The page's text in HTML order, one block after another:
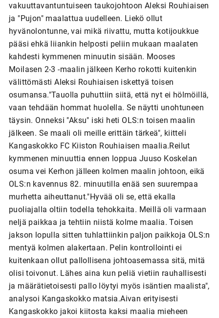
vakuuttavantuntuiseen taukojohtoon Aleksi Rouhiaisen
ja "Pujon" maalattua uudelleen. Liekö ollut
hyvänolontunne, vai mikä riivattu, mutta kotijoukkue
pääsi ehkä liiankin helposti peliin mukaan maalaten
kahdesti kymmenen minuutin sisään. Mooses
Moilasen 2-3 -maalin jälkeen Kerho rokotti kuitenkin
välittömästi Aleksi Rouhiaisen iskettyä toisen
osumansa."Tauolla puhuttiin siitä, että nyt ei hölmöillä,
vaan tehdään hommat huolella. Se näytti unohtuneen
täysin. Onneksi "Aksu" iski heti OLS:n toisen maalin
jälkeen. Se maali oli meille erittäin tärkeä", kiitteli
Kangaskokko FC Kiiston Rouhiaisen maalia.Reilut
kymmenen minuuttia ennen loppua Juuso Koskelan
osuma vei Kerhon jälleen kolmen maalin johtoon, eikä
OLS:n kavennus 82. minuutilla enää sen suurempaa
murhetta aiheuttanut."Hyvää oli se, että ekalla
puoliajalla oltiin todella tehokkaita. Meillä oli varmaan
neljä paikkaa ja tehtiin niistä kolme maalia. Toisen
jakson lopulla sitten tuhlattiinkin paljon paikkoja OLS:n
mentyä kolmen alakertaan. Pelin kontrollointi ei
kuitenkaan ollut pallollisena johtoasemassa sitä, mitä
olisi toivonut. Lähes aina kun peliä vietiin rauhallisesti
ja määrätietoisesti pallo löytyi myös isäntien maalista",
analysoi Kangaskokko matsia.Aivan erityisesti
Kangaskokko jakoi kiitosta kaksi maalia mieheen